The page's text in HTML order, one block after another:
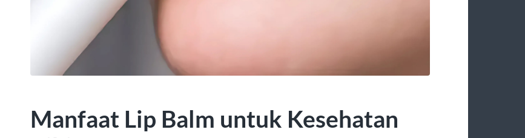
Manfaat Lip Balm untuk Kesehatan